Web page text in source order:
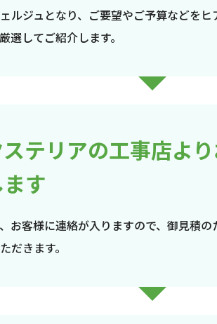
ルジュとなり、ご要望やご予算などを
選してご紹介します。
テリアの工事店よ
す
お客様に連絡が入りますので、御見積の
だきます。